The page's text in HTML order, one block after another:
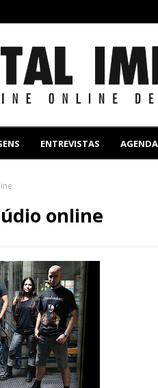
ENTREVISTAS AGENDA
online